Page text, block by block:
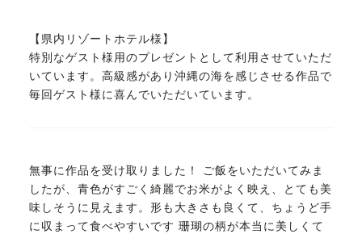
【県内リゾートホテル様】
特別なゲスト様用のプレゼントとして利用させていただ
いています。高級感があり沖縄の海を感じさせる作品で
毎回ゲスト様に喜んでいただいています。
無事に作品を受け取りました！ ご飯をいただいてみま
したが、青色がすごく綺麗でお米がよく映え、とても美
味しそうに見えます。形も大きさも良くて、ちょうど手
に収まって食べやすいです 珊瑚の柄が本当に美しくて